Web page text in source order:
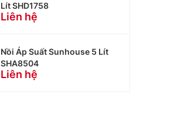
Lít SHD1758
Liên hệ
Nồi Áp Suất Sunhouse 5 Lít
SHA8504
Liên hệ